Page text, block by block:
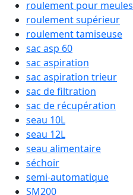
roulement pour meules
roulement supérieur
roulement tamiseuse
sac asp 60
sac aspiration
sac aspiration trieur
sac de filtration
sac de récupération
seau 10L
seau 12L
seau alimentaire
séchoir
semi-automatique
SM200